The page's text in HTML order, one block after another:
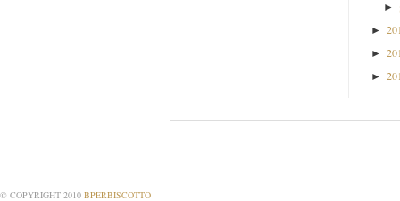
►
►
►
►
© COPYRIGHT 2010 BPERBISCOTTO